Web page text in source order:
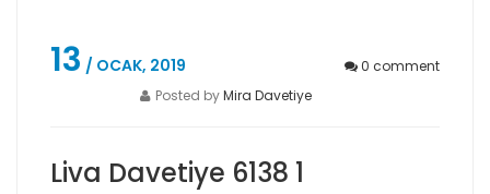
13 / OCAK, 2019 0 comment
Posted byMira Davetiye
Liva Davetiye 6138 1